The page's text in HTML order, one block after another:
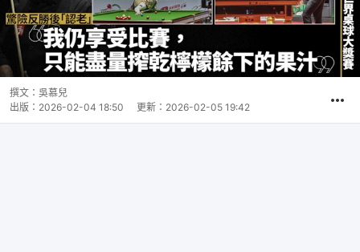
撰文： 吳慕兒
出版： 2026-02-04 18:50 更新： 2026-02-05 19:42